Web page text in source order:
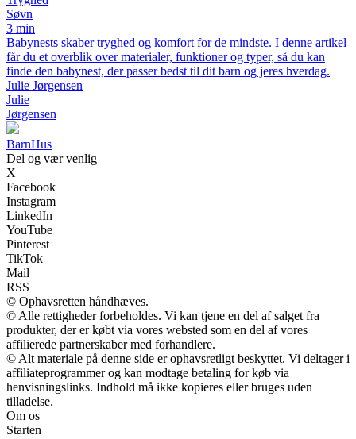
Søvn
3 min
Babynests skaber tryghed og komfort for de mindste. I denne artikel
får du et overblik over materialer, funktioner og typer, så du kan
finde den babynest, der passer bedst til dit barn og jeres hverdag.
Julie Jørgensen
Julie
Jørgensen
BarnHus
Del og vær venlig
X
Facebook
Instagram
LinkedIn
YouTube
Pinterest
TikTok
Mail
RSS
© Ophavsretten håndhæves.
© Alle rettigheder forbeholdes. Vi kan tjene en del af salget fra
produkter, der er købt via vores websted som en del af vores
affilierede partnerskaber med forhandlere.
© Alt materiale på denne side er ophavsretligt beskyttet. Vi deltager i
affiliateprogrammer og kan modtage betaling for køb via
henvisningslinks. Indhold må ikke kopieres eller bruges uden
tilladelse.
Om os
Starten